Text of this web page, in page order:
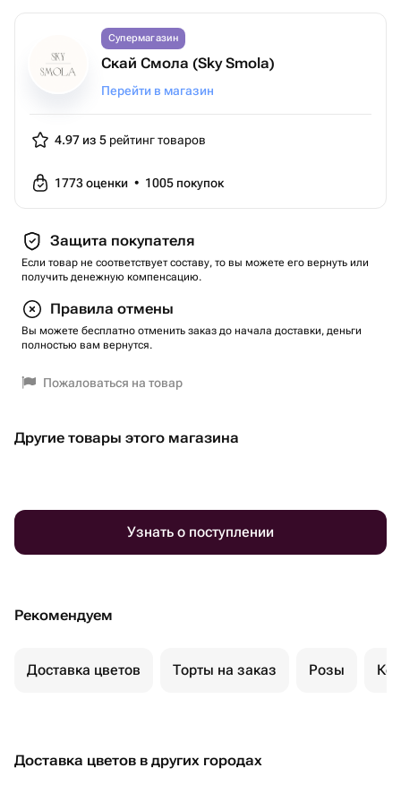
Супермагазин
Скай Смола (Sky Smola)
Перейти в магазин
4.97 из 5 рейтинг товаров
1773оценки • 1005 покупок
Защита покупателя
Если товар не соответствует составу, то вы можете его вернуть или
получить денежную компенсацию.
Правила отмены
Вы можете бесплатно отменить заказ до начала доставки, деньги
полностью вам вернутся.
Пожаловаться на товар
Другие товары этого магазина
Узнать о поступлении
Рекомендуем
Доставка цветов Торты на заказ Розы
Доставка цветов в других городах